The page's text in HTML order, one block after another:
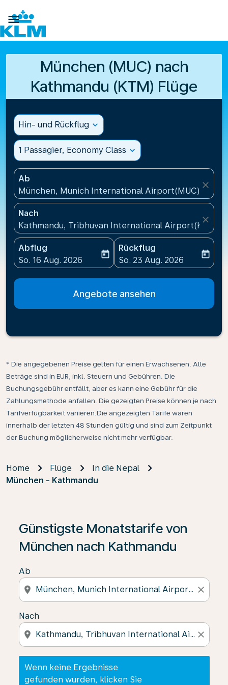

München (MUC) nach
Kathmandu (KTM) Flüge
Hin- und Rückflug expand_more
1 Passagier, Economy Class expand_more
Ab
München, Munich International Airport(MUC),
close
Nach
Kathmandu, Tribhuvan International Airport(KTM),
close
Abflug
fc-booking-departure-date-aria-label
So. 16 Aug. 2026
today
Rückflug
fc-booking-return-date-
So. 23 Aug. 2026
today
Angebote ansehen
* Die angegebenen Preise gelten für einen Erwachsenen. Alle
Beträge sind in EUR, inkl. Steuern und Gebühren. Die
Buchungsgebühr entfällt, aber es kann eine Gebühr für die
Zahlungsmethode anfallen. Die gezeigten Preise können je nach
Tarifverfügbarkeit variieren.Die angezeigten Tarife waren
innerhalb der letzten 48 Stunden gültig und sind zum Zeitpunkt
der Buchung möglicherweise nicht mehr verfügbar.
Home Flüge
In die Nepal
München - Kathmandu
Günstigste Monatstarife von
München nach Kathmandu
Ab
location_on close
Nach
location_on close
Wenn keine Ergebnisse
gefunden wurden, klicken Sie
Wenn keine Ergebnisse gefunden wurden, klicken